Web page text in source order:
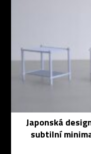
Japonská
subtilní